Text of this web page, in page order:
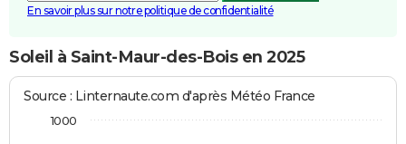
En savoir plus sur notre politique de confidentialité
Soleil à Saint-Maur-des-Bois en 2025
Source : Linternaute.com d'après Météo France
1000